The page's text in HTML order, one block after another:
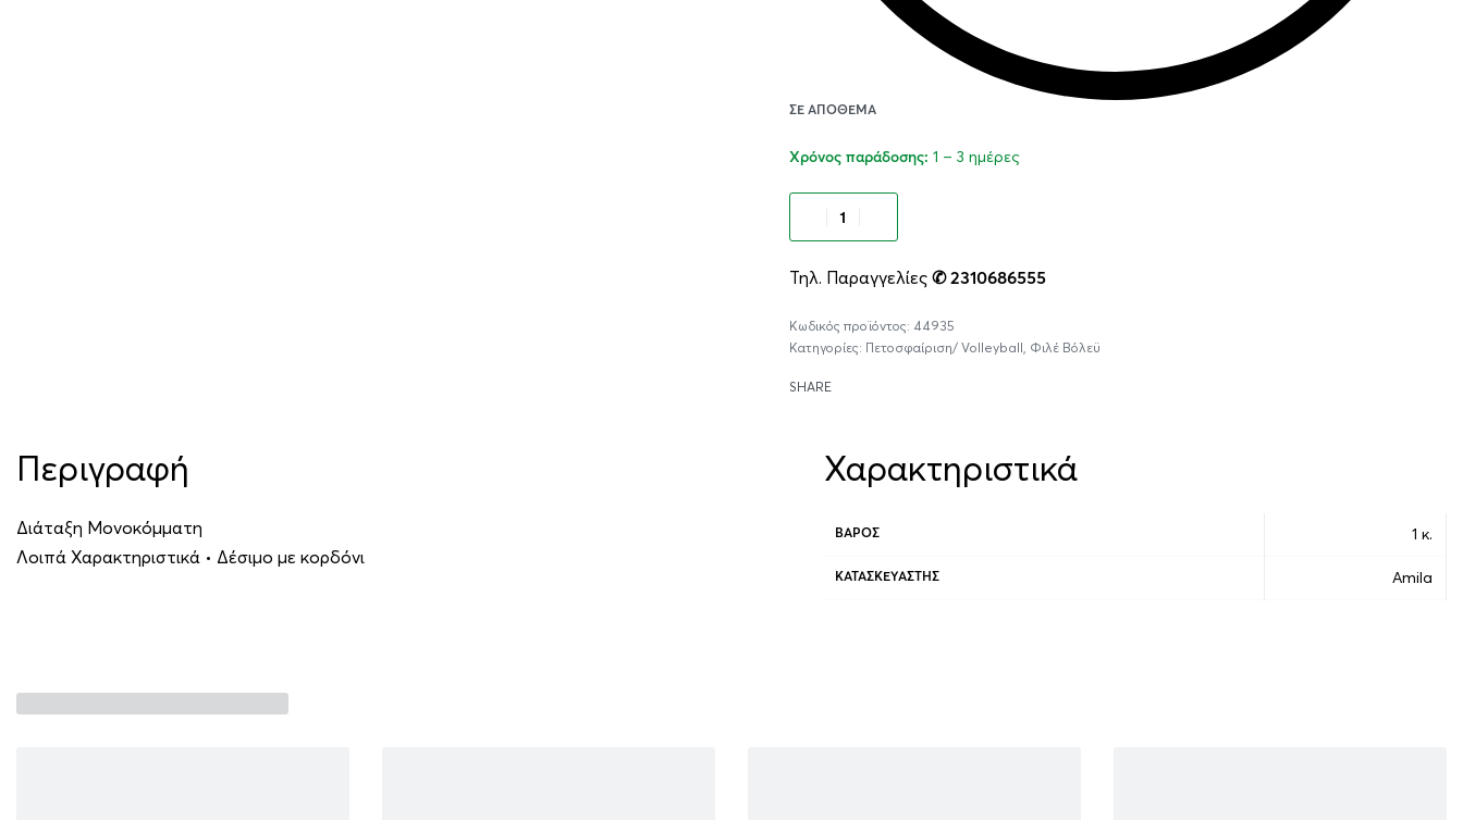
ΣΕ ΑΠΌΘΕΜΑ
Χρόνος παράδοσης: 1 – 3 ημέρες
Τηλ. Παραγγελίες ✆ 2310686555
44935
Κατηγορίες: Πετοσφαίριση/ Volleyball, Φιλέ Βόλεϋ
SHARE
Περιγραφή
Διάταξη Μονοκόμματη
Λοιπά Χαρακτηριστικά • Δέσιμο με κορδόνι
Χαρακτηριστικά
ΒΆΡΟΣ 1 κ.
ΚΑΤΑΣΚΕΥΑΣΤΉΣ Amila